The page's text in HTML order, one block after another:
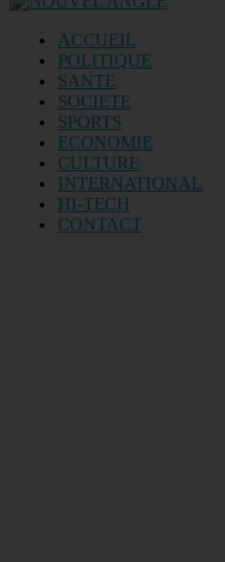
ACCUEIL
POLITIQUE
SANTE
SOCIETE
SPORTS
ECONOMIE
CULTURE
INTERNATIONAL
HI-TECH
CONTACT